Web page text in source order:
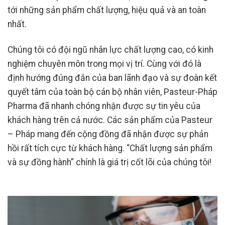
tới những sản phẩm chất lượng, hiệu quả và an toàn
nhất.
Chúng tôi có đội ngũ nhân lực chất lượng cao, có kinh
nghiệm chuyên môn trong mọi vị trí. Cùng với đó là
định hướng đúng đắn của ban lãnh đạo và sự đoàn kết
quyết tâm của toàn bộ cán bộ nhân viên, Pasteur-Pháp
Pharma đã nhanh chóng nhận được sự tin yêu của
khách hàng trên cả nước. Các sản phẩm của Pasteur
– Pháp mang đến cộng đồng đã nhận được sự phản
hồi rất tích cực từ khách hàng. “Chất lượng sản phẩm
và sự đồng hành” chính là giá trị cốt lõi của chúng tôi!